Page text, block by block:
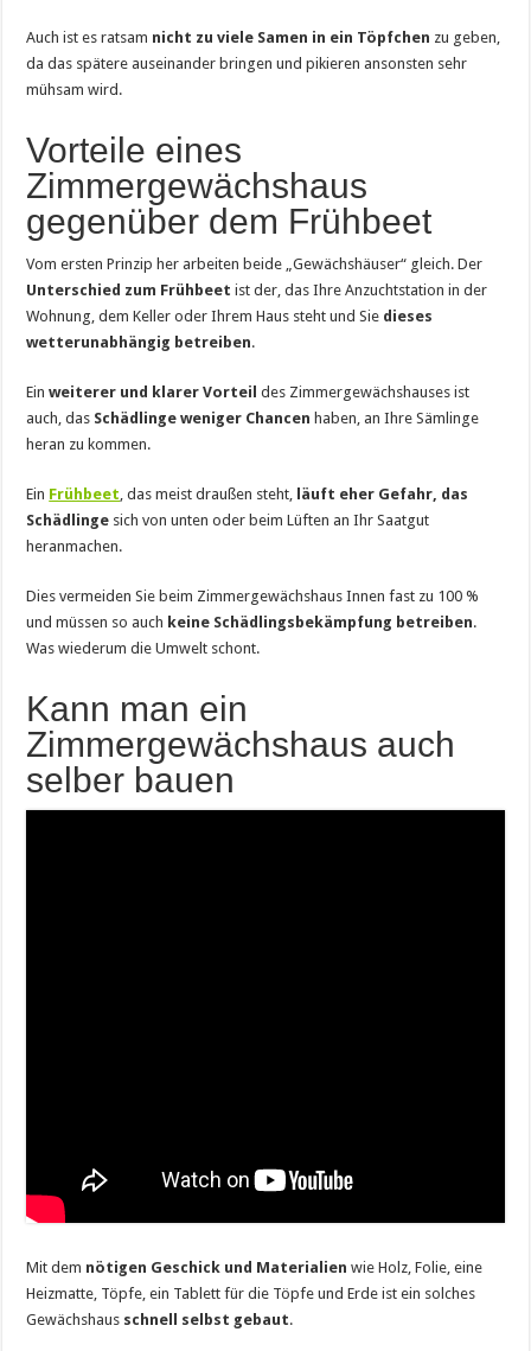
Auch ist es ratsam nicht zu viele Samen in ein Töpfchen zu geben,
da das spätere auseinander bringen und pikieren ansonsten sehr
mühsam wird.
Vorteile eines
Zimmergewächshaus
gegenüber dem Frühbeet
Vom ersten Prinzip her arbeiten beide „Gewächshäuser“ gleich. Der
Unterschied zum Frühbeet ist der, das Ihre Anzuchtstation in der
Wohnung, dem Keller oder Ihrem Haus steht und Sie dieses
wetterunabhängig betreiben.
Einweiterer und klarer Vorteil des Zimmergewächshauses ist
auch, das Schädlinge weniger Chancen haben, an Ihre Sämlinge
heran zu kommen.
Ein Frühbeet , das meist draußen steht, läuft eher Gefahr, das
Schädlinge sich von unten oder beim Lüften an Ihr Saatgut
heranmachen.
Dies vermeiden Sie beim Zimmergewächshaus Innen fast zu 100 %
und müssen so auch keine Schädlingsbekämpfung betreiben.
Was wiederum die Umwelt schont.
Kann man ein
Zimmergewächshaus auch
selber bauen
Mit dem nötigen Geschick und Materialien wie Holz, Folie, eine
Heizmatte, Töpfe, ein Tablett für die Töpfe und Erde ist ein solches
Gewächshaus schnell selbst gebaut.